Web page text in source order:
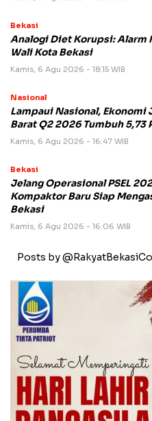
Bekasi
Analogi Diet Korupsi: Alarm
Wali Kota Bekasi
Kamis, 6 Agu 2026 - 18:15 WIB
Nasional
Lampaui Nasional, Ekonomi
Barat Q2 2026 Tumbuh 5,73
Kamis, 6 Agu 2026 - 16:47 WIB
Bekasi
Jelang Operasional PSEL
Kompaktor Baru Siap
Bekasi
Kamis, 6 Agu 2026 - 16:06 WIB
Posts by